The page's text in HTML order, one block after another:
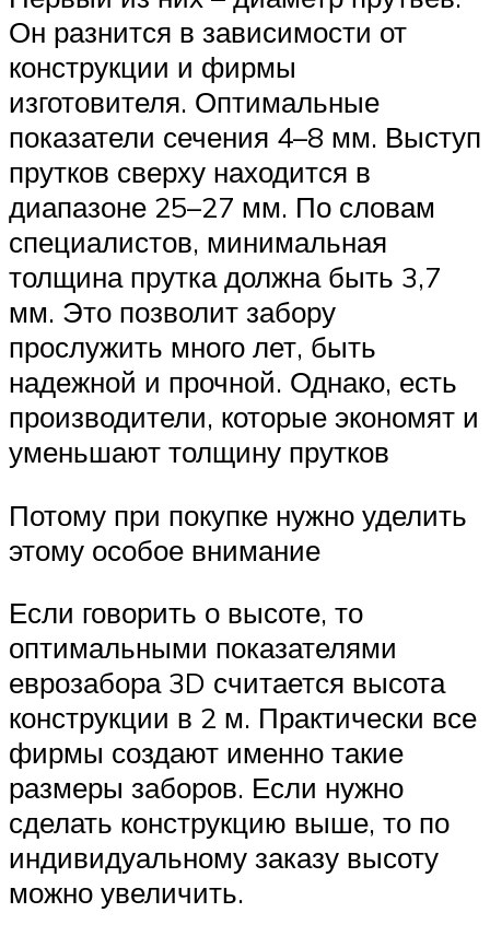
Он разнится в зависимости от
конструкции и фирмы
изготовителя. Оптимальные
показатели сечения 4–8 мм. Выступ
прутков сверху находится в
диапазоне 25–27 мм. По словам
специалистов, минимальная
толщина прутка должна быть 3,7
мм. Это позволит забору
прослужить много лет, быть
надежной и прочной. Однако, есть
производители, которые экономят и
уменьшают толщину прутков
Потому при покупке нужно уделить
этому особое внимание
Если говорить о высоте, то
оптимальными показателями
еврозабора 3D считается высота
конструкции в 2 м. Практически все
фирмы создают именно такие
размеры заборов. Если нужно
сделать конструкцию выше, то по
индивидуальному заказу высоту
можно увеличить.